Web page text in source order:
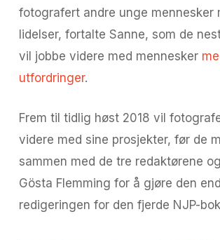
fotografert andre unge mennesker
lidelser, fortalte Sanne, som de
vil jobbe videre med mennesker
utfordringer.
Frem til tidlig høst 2018 vil
videre med sine prosjekter, før de
sammen med de tre redaktørene
Gösta Flemming for å gjøre den
redigeringen for den fjerde NJP-